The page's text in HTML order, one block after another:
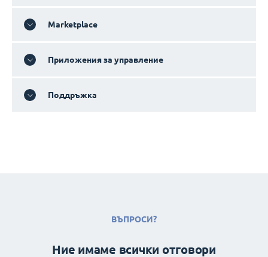
Marketplace
Приложения за управление
Поддръжка
ВЪПРОСИ?
Ние имаме всички отговори